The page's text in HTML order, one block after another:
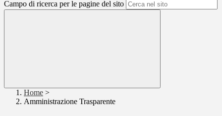
Campo di ricerca per le pagine del sito
Home >
Amministrazione Trasparente